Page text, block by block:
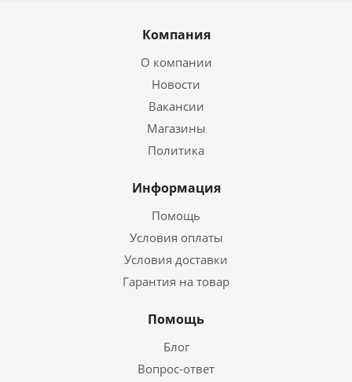
Компания
О компании
Новости
Вакансии
Магазины
Политика
Информация
Помощь
Условия оплаты
Условия доставки
Гарантия на товар
Помощь
Блог
Вопрос-ответ